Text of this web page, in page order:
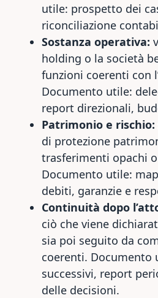
utile: prospetto dei
riconciliazione
Sostanza operativa:
holding o la società
funzioni coerenti con
Documento utile:
report direzionali,
Patrimonio e rischio:
di protezione
trasferimenti opachi
Documento utile:
debiti, garanzie e
Continuità dopo
ciò che viene
sia poi seguito da
coerenti. Documento
successivi, report
delle decisioni.